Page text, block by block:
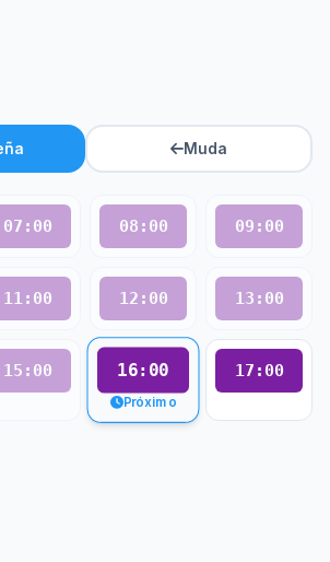
Muda
07:00 08:00 09:00
11:00 12:00 13:00
15:00 16:00
Próximo
17:00